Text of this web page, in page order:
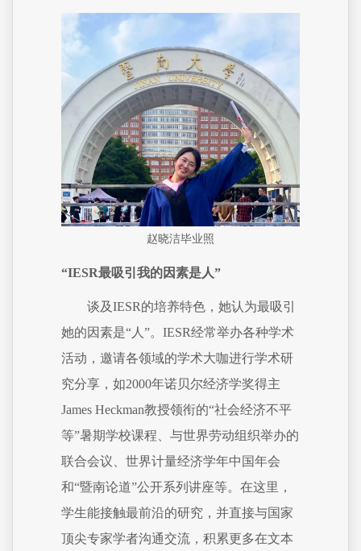
赵晓洁毕业照
“IESR最吸引我的因素是人”
谈及IESR的培养特色，她认为最吸引
她的因素是“人”。IESR经常举办各种学术
活动，邀请各领域的学术大咖进行学术研
究分享，如2000年诺贝尔经济学奖得主
James Heckman教授领衔的“社会经济不平
等”暑期学校课程、与世界劳动组织举办的
联合会议、世界计量经济学年中国年会
和“暨南论道”公开系列讲座等。在这里，
学生能接触最前沿的研究，并直接与国家
顶尖专家学者沟通交流，积累更多在文本